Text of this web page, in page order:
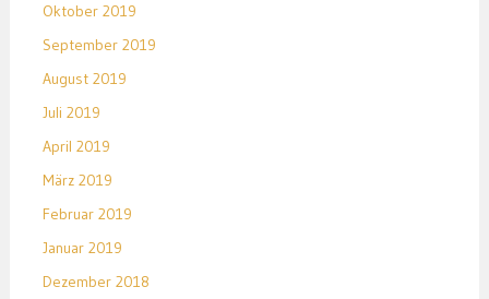
Oktober 2019
September 2019
August 2019
Juli 2019
April 2019
März 2019
Februar 2019
Januar 2019
Dezember 2018